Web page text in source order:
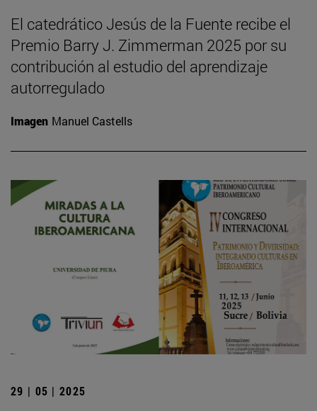
El catedrático Jesús de la Fuente recibe el
Premio Barry J. Zimmerman 2025 por su
contribución al estudio del aprendizaje
autorregulado
Imagen Manuel Castells
29 | 05 | 2025